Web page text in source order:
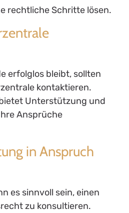
rechtliche Schritte lösen.
erfolglos bleibt, sollten
kontaktieren.
Unterstützung und
Ansprüche
in Anspruch
es sinnvoll sein, einen
zu konsultieren.